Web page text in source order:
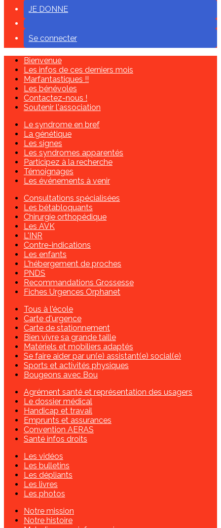
JE DONNE
Se connecter
Bienvenue
Les infos de ces derniers mois
Marfantastiques !!
Les bénévoles
Contactez-nous !
Soutenir l'association
Le syndrome en bref
La génétique
Les signes
Les syndromes apparentés
Participez à la recherche
Témoignages
Les événements à venir
Consultations spécialisées
Les bétabloquants
Chirurgie orthopédique
Les AVK
L'INR
Contre-indications
Les enfants
L'hébergement de proches
PNDS
Recommandations Grossesse
Fiches Urgences Orphanet
Tous à l'école
Carte d'urgence
Carte de stationnement
Bien vivre sa grande taille
Matériels et mobiliers adaptés
Se faire aider par un(e) assistant(e) social(e)
Sports et activités physiques
Bougeons avec Bou
Agrément santé et représentation des usagers
Le dossier médical
Handicap et travail
Emprunts et assurances
Convention AERAS
Santé infos droits
Les vidéos
Les bulletins
Les dépliants
Les livres
Les photos
Notre mission
Notre histoire